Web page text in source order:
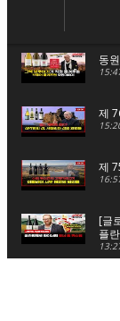
동원
제
제
[글
플